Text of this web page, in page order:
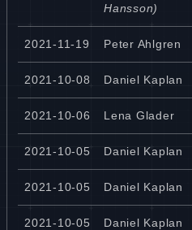
Hansson)
2021-11-19 Peter Ahlgren
2021-10-08 Daniel Kaplan
2021-10-06 Lena Glader
2021-10-05 Daniel Kaplan
2021-10-05 Daniel Kaplan
2021-10-05 Daniel Kaplan